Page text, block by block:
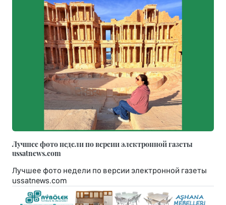
Лучшее фото недели по версии электронной газеты
ussatnews.com
Лучшее фото недели по версии электронной газеты
ussatnews.com